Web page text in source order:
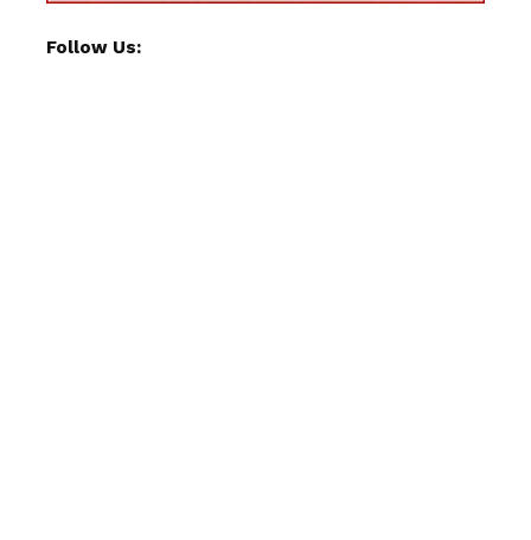
Follow Us: